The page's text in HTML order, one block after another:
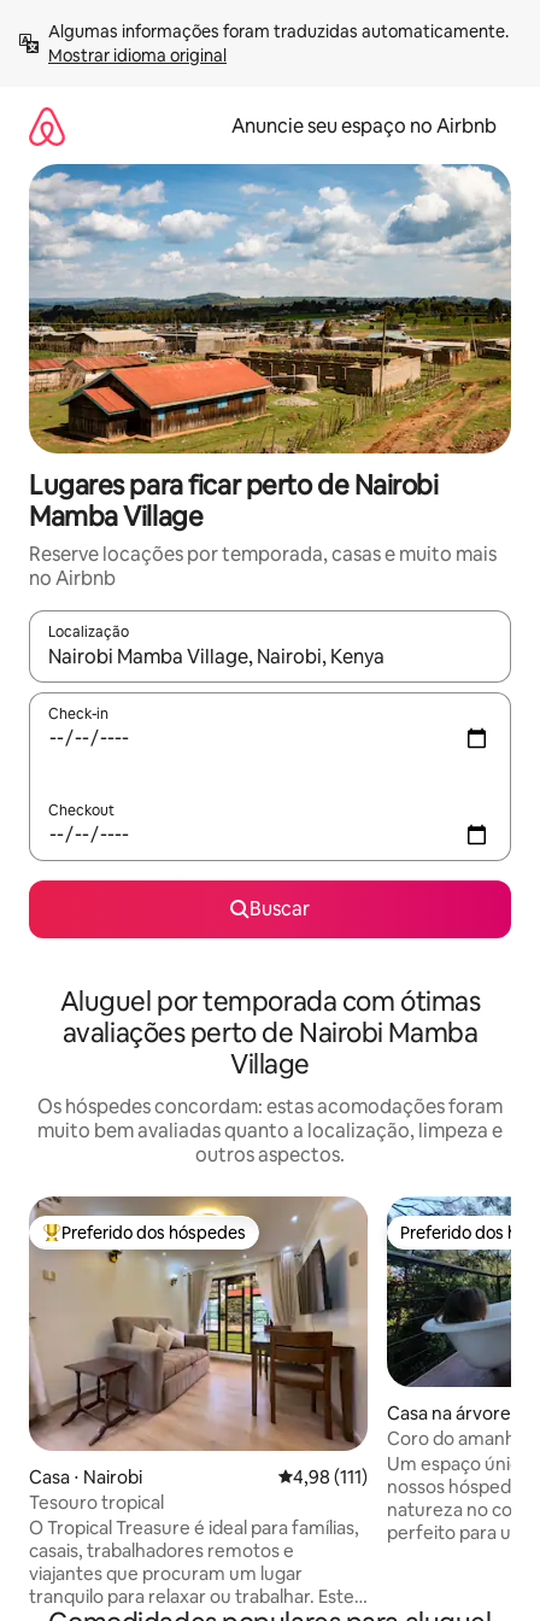
para
Mostrar idioma original
Anuncie seu espaço no Airbnb
Lugares para ficar perto de Nairobi
Mamba Village
Reserve locações por temporada, casas e muito mais
no Airbnb
Localização
Quando os resultados estiverem disponíveis, explore-os
Check-in
Checkout
Buscar
Aluguel por temporada com ótimas
avaliações perto de Nairobi Mamba
Village
Os hóspedes concordam: estas acomodações foram
muito bem avaliadas quanto a localização, limpeza e
outros aspectos.
Entre os melhores preferidos dos hóspedes
Preferido dos hóspedes
Casa ⋅ Nairobi 4,98 de uma avaliação média
4,98 (111)
Tesouro tropical
O Tropical Treasure é ideal para famílias,
casais, trabalhadores remotos e
viajantes que procuram um lugar
tranquilo para relaxar ou trabalhar. Este
Preferido dos
Preferido dos
Casa na árvore ⋅
Coro do
Um espaço único
nossos hóspedes
natureza no
perfeito para